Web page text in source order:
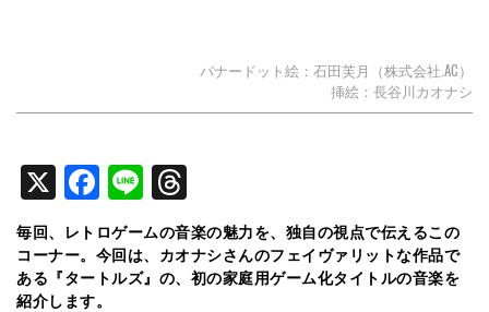
バナードット絵：石田芙月（株式会社.AC）
挿絵：長谷川カオナシ
X Facebook
Line
毎回、レトロゲームの音楽の魅力を、独自の視点で伝えるこの
コーナー。今回は、カオナシさんのフェイヴァリットな作品で
ある『タートルズ』の、初の家庭用ゲーム化タイトルの音楽を
紹介します。